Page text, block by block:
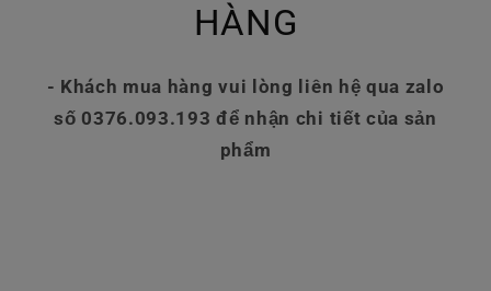
HÀNG
- Khách mua hàng vui lòng liên hệ qua zalo
số 0376.093.193 để nhận chi tiết của sản
phẩm